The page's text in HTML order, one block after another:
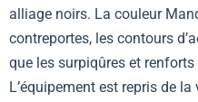
alliage noirs. La couleur
contreportes, les contours
que les surpiqûres et
L’équipement est repris de